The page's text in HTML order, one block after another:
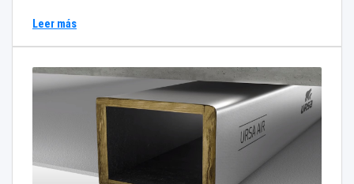
Leer más